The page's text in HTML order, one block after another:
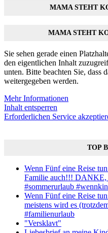
MAMA STEHT
MAMA STEHT
Sie sehen gerade einen
den eigentlichen Inhalt
unten. Bitte beachten Sie, dass
weitergegeben werden.
Mehr Informationen
Inhalt entsperren
Erforderlichen Service
TOP
Wenn Fünf eine Reise
Familie auch!!! DANKE,
#sommerurlaub
Wenn Fünf eine Reise
meistens wird es
#familienurlaub
"Versklavt"